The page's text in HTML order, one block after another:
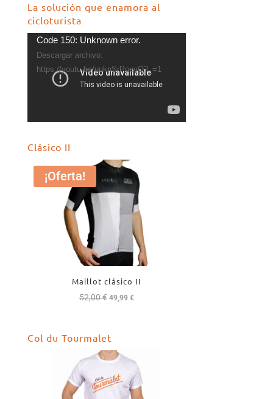
La solución que enamora al
cicloturista
Reproductor
vídeo
Code 150: Unknown error.
Descargar archivo:
https://youtu.be/uuknSrPoevQ?_=1
Clásico II
¡Oferta!
Maillot clásico II
52,00€ El
era:
52,00 €.
49,99 €El
Col du Tourmalet